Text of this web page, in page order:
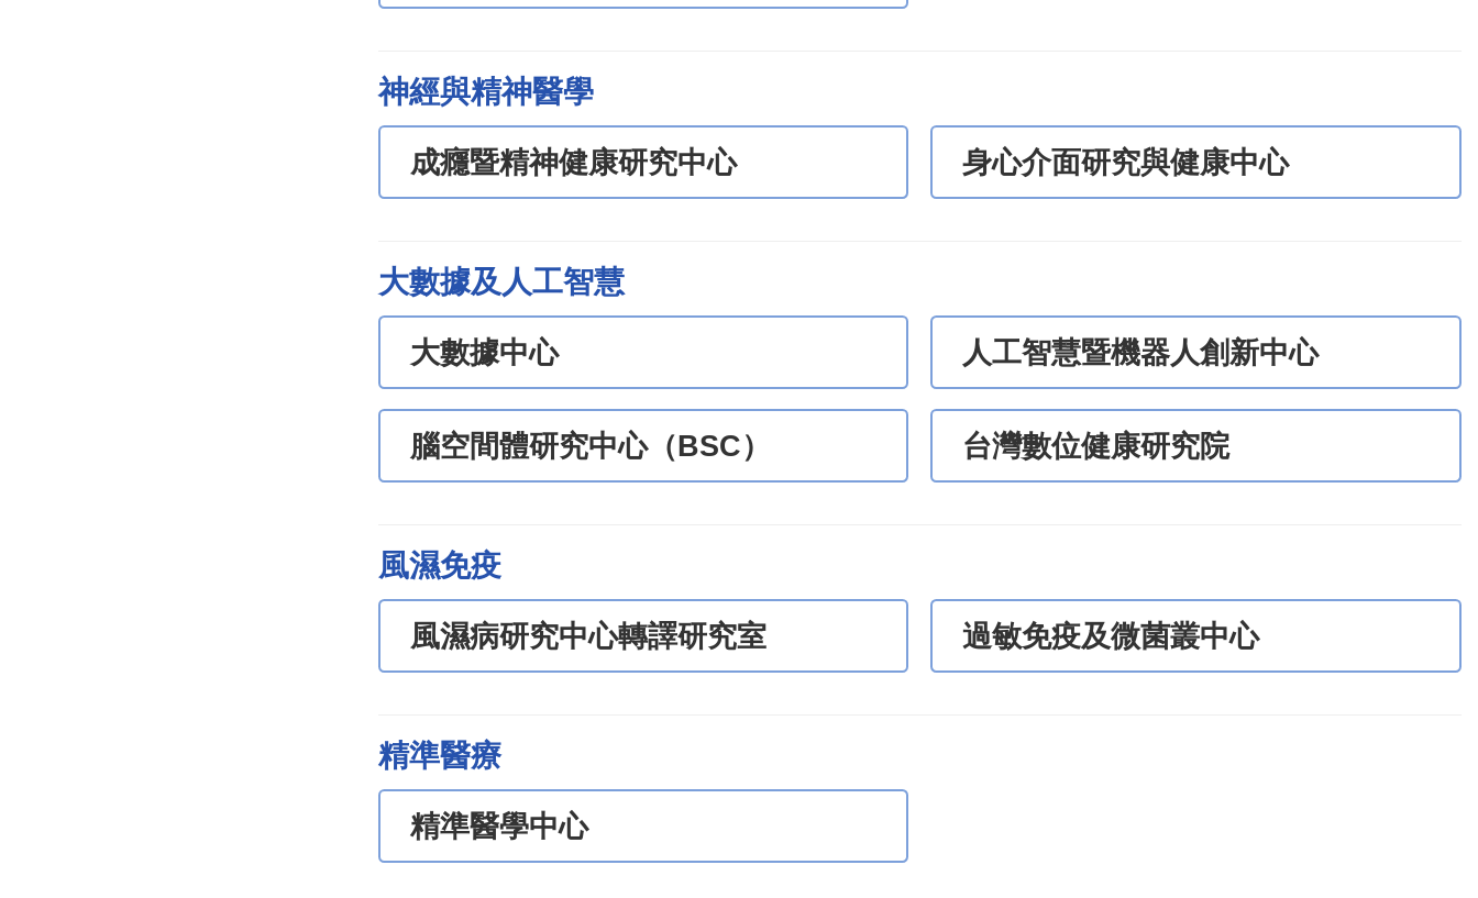
神經與精神醫學
成癮暨精神健康研究中心 身心介面研究與健康中心
大數據及人工智慧
大數據中心 人工智慧暨機器人創新中心
腦空間體研究中心（BSC） 台灣數位健康研究院
風濕免疫
風濕病研究中心轉譯研究室 過敏免疫及微菌叢中心
精準醫療
精準醫學中心